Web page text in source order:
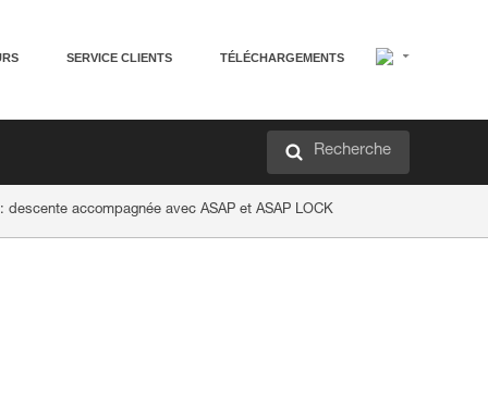
SERVICE CLIENTS TÉLÉCHARGEMENTS
Recherche
descente accompagnée avec ASAP et ASAP LOCK